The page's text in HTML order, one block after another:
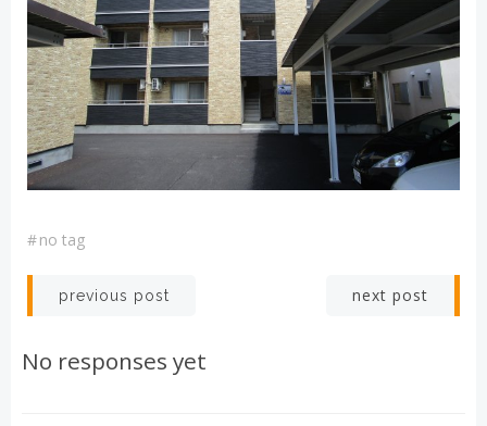
#no tag
Post
navigation
previous post next post
No responses yet